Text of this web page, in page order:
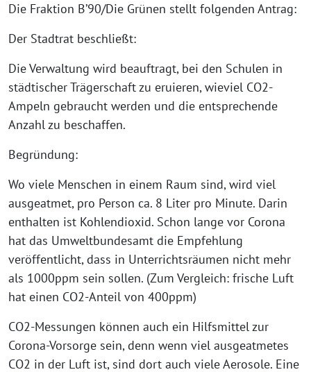
Die Fraktion B’90/Die Grünen stellt folgenden Antrag:
Der Stadtrat beschließt:
Die Verwaltung wird beauftragt, bei den Schulen in
städtischer Trägerschaft zu eruieren, wieviel CO2-
Ampeln gebraucht werden und die entsprechende
Anzahl zu beschaffen.
Begründung:
Wo viele Menschen in einem Raum sind, wird viel
ausgeatmet, pro Person ca. 8 Liter pro Minute. Darin
enthalten ist Kohlendioxid. Schon lange vor Corona
hat das Umweltbundesamt die Empfehlung
veröffentlicht, dass in Unterrichtsräumen nicht mehr
als 1000ppm sein sollen. (Zum Vergleich: frische Luft
hat einen CO2-Anteil von 400ppm)
CO2-Messungen können auch ein Hilfsmittel zur
Corona-Vorsorge sein, denn wenn viel ausgeatmetes
CO2 in der Luft ist, sind dort auch viele Aerosole. Eine